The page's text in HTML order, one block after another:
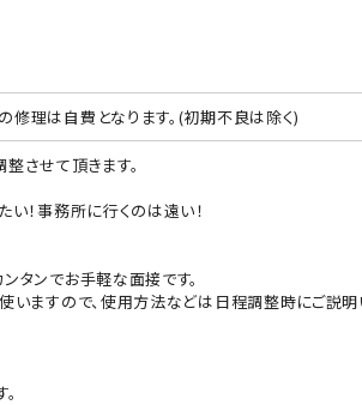
理は自費となります。(初期不良は除く)
させて頂きます。
い！事務所に行くのは遠い！
タンでお手軽な面接です。
ますので、使用方法などは日程調整時にご説明